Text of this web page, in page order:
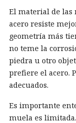
El material de las
acero resiste
geometría más
no teme la
piedra u otro
prefiere el acero.
adecuados.
Es importante
muela es